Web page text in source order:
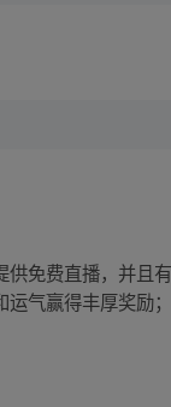
免费直播，并
运气赢得丰厚奖励